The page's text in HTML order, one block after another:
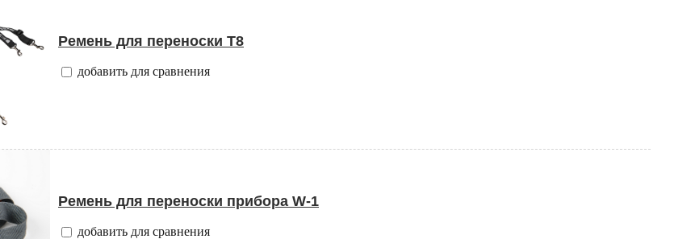
Ремень для переноски T8
добавить для сравнения
Ремень для переноски прибора W-1
добавить для сравнения